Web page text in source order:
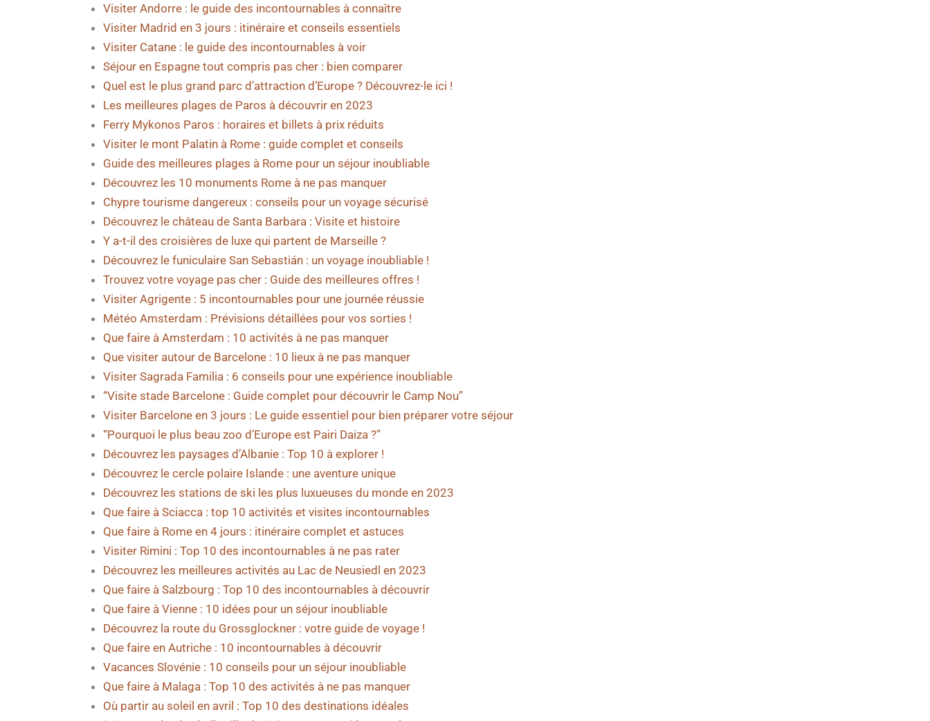
Visiter Andorre : le guide des incontournables à connaître
Visiter Madrid en 3 jours : itinéraire et conseils essentiels
Visiter Catane : le guide des incontournables à voir
Séjour en Espagne tout compris pas cher : bien comparer
Quel est le plus grand parc d’attraction d’Europe ? Découvrez-le ici !
Les meilleures plages de Paros à découvrir en 2023
Ferry Mykonos Paros : horaires et billets à prix réduits
Visiter le mont Palatin à Rome : guide complet et conseils
Guide des meilleures plages à Rome pour un séjour inoubliable
Découvrez les 10 monuments Rome à ne pas manquer
Chypre tourisme dangereux : conseils pour un voyage sécurisé
Découvrez le château de Santa Barbara : Visite et histoire
Y a-t-il des croisières de luxe qui partent de Marseille ?
Découvrez le funiculaire San Sebastián : un voyage inoubliable !
Trouvez votre voyage pas cher : Guide des meilleures offres !
Visiter Agrigente : 5 incontournables pour une journée réussie
Météo Amsterdam : Prévisions détaillées pour vos sorties !
Que faire à Amsterdam : 10 activités à ne pas manquer
Que visiter autour de Barcelone : 10 lieux à ne pas manquer
Visiter Sagrada Familia : 6 conseils pour une expérience inoubliable
“Visite stade Barcelone : Guide complet pour découvrir le Camp Nou”
Visiter Barcelone en 3 jours : Le guide essentiel pour bien préparer votre séjour
“Pourquoi le plus beau zoo d’Europe est Pairi Daiza ?”
Découvrez les paysages d’Albanie : Top 10 à explorer !
Découvrez le cercle polaire Islande : une aventure unique
Découvrez les stations de ski les plus luxueuses du monde en 2023
Que faire à Sciacca : top 10 activités et visites incontournables
Que faire à Rome en 4 jours : itinéraire complet et astuces
Visiter Rimini : Top 10 des incontournables à ne pas rater
Découvrez les meilleures activités au Lac de Neusiedl en 2023
Que faire à Salzbourg : Top 10 des incontournables à découvrir
Que faire à Vienne : 10 idées pour un séjour inoubliable
Découvrez la route du Grossglockner : votre guide de voyage !
Que faire en Autriche : 10 incontournables à découvrir
Vacances Slovénie : 10 conseils pour un séjour inoubliable
Que faire à Malaga : Top 10 des activités à ne pas manquer
Où partir au soleil en avril : Top 10 des destinations idéales